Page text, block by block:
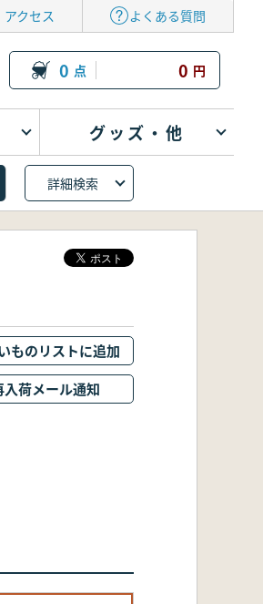
クセス よくある質問
0 点 0 円
グッズ・他
詳細検索
ものリストに追加
入荷メール通知